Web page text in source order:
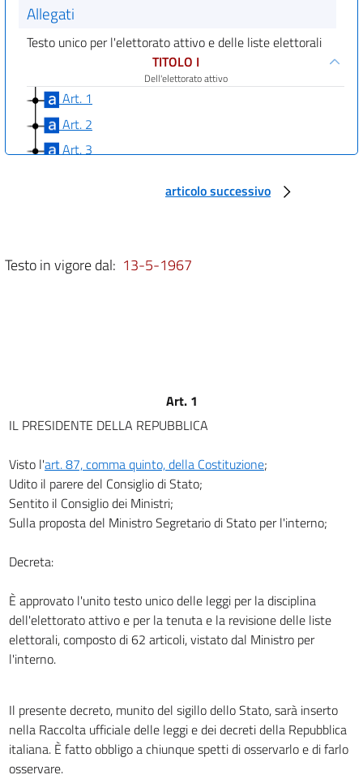
Allegati
Testo unico per l'elettorato attivo e delle liste elettorali
TITOLO I
Dell'elettorato attivo
Art. 1
Art. 2
Art. 3
Delle Liste elettorali
Art. 5
Art. 13
Art. 14
Art. 15
Art. 19
Art. 20
Art. 23
Art. 24
Art. 25
articolo successivo
Testo in vigore dal: 13-5-1967
Art. 1
IL PRESIDENTE DELLA REPUBBLICA
Visto l'art. 87, comma quinto, della Costituzione;
Udito il parere del Consiglio di Stato;
Sentito il Consiglio dei Ministri;
Sulla proposta del Ministro Segretario di Stato per l'interno;
Decreta:
È approvato l'unito testo unico delle leggi per la disciplina
dell'elettorato attivo e per la tenuta e la revisione delle liste
elettorali, composto di 62 articoli, vistato dal Ministro per
l'interno.
Il presente decreto, munito del sigillo dello Stato, sarà inserto
nella Raccolta ufficiale delle leggi e dei decreti della Repubblica
italiana. È fatto obbligo a chiunque spetti di osservarlo e di farlo
osservare.